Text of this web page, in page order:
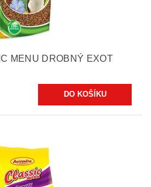
MENU DROBNÝ EXOT